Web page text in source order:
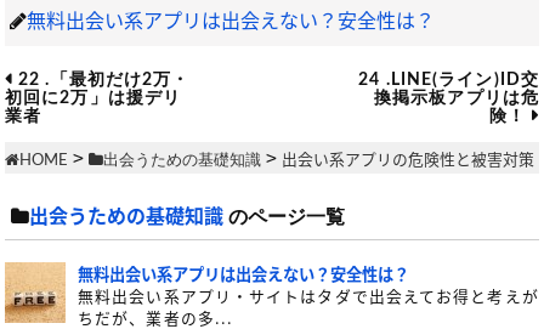
無料出会い系アプリは出会えない？安全性は？
22 .「最初だけ2万・
初回に2万」は援デリ
業者
24 .LINE(ライン)ID交
換掲示板アプリは危
険！
HOME > 出会うための基礎知識 > 出会い系アプリの危険性と被害対策
出会うための基礎知識 のページ一覧
無料出会い系アプリは出会えない？安全性は？
無料出会い系アプリ・サイトはタダで出会えてお得と考えが
ちだが、業者の多...